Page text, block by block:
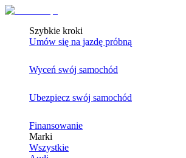
Szybkie kroki
Umów się na jazdę próbną
Wyceń swój samochód
Ubezpiecz swój samochód
Finansowanie
Marki
Wszystkie